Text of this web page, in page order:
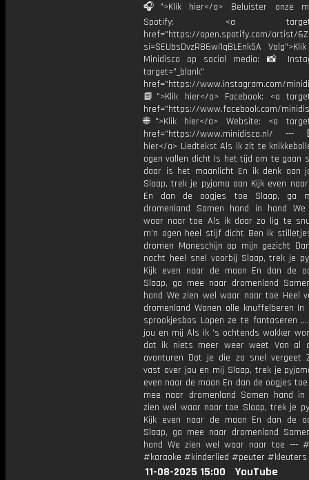
🎧">Klik hier</a> Beluister onze
Spotify: <a
href="https://open.spotify.com/artist/
si=SEUbsDvzRB6wi1qBLEnk5A
Minidisco op social media: 📸
target="_blank"
href="https://www.instagram.com/
📘">Klik hier</a> Facebook: <a
href="https://www.facebook.com/
🌐">Klik hier</a> Website: <a
href="https://www.minidisco.nl/ ---
hier</a> Liedtekst Als ik zit te
ogen vallen dicht Is het tijd om te gaan
daar is het maanlicht En ik denk aan
Slaap, trek je pyjama aan Kijk even
En dan de oogjes toe Slaap, ga
dromenland Samen hand in hand
waar naar toe Als ik daar zo lig te
m’n ogen heel stijf dicht Ben ik
dromen Maneschijn op mijn gezicht
nacht heel snel voorbij Slaap, trek je
Kijk even naar de maan En dan de
Slaap, ga mee naar dromenland
hand We zien wel waar naar toe Heel
dromenland Wonen alle knuffelberen
sprookjesbos Lopen ze te fantaseren
jou en mij Als ik ’s ochtends wakker
dat ik niets meer weer weet Van al
avonturen Dat je die zo snel vergeet
vast over jou en mij Slaap, trek je
even naar de maan En dan de oogjes
mee naar dromenland Samen hand in
zien wel waar naar toe Slaap, trek je
Kijk even naar de maan En dan de
Slaap, ga mee naar dromenland
hand We zien wel waar naar toe ---
#karaoke #kinderlied #peuter #kleuters
11-08-2025 15:00
YouTube